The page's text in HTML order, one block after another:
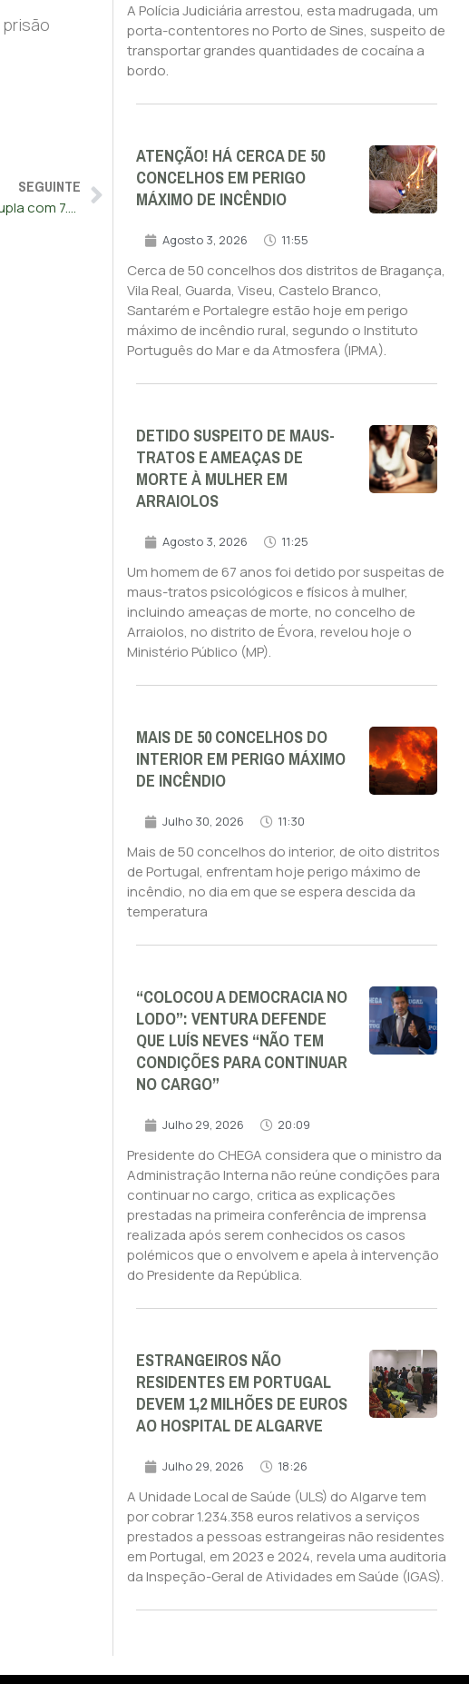
SEGUINTE
PJ trava entrada de droga em Portugal e apanha dupla com 7.500 doses de canábis
A Polícia Judiciária arrestou, esta madrugada, um
porta-contentores no Porto de Sines, suspeito de
transportar grandes quantidades de cocaína a
bordo.
ATENÇÃO! HÁ CERCA DE 50
CONCELHOS EM PERIGO
MÁXIMO DE INCÊNDIO
Agosto 3, 2026 11:55
Cerca de 50 concelhos dos distritos de Bragança,
Vila Real, Guarda, Viseu, Castelo Branco,
Santarém e Portalegre estão hoje em perigo
máximo de incêndio rural, segundo o Instituto
Português do Mar e da Atmosfera (IPMA).
DETIDO SUSPEITO DE MAUS-
TRATOS E AMEAÇAS DE
MORTE À MULHER EM
ARRAIOLOS
Agosto 3, 2026 11:25
Um homem de 67 anos foi detido por suspeitas de
maus-tratos psicológicos e físicos à mulher,
incluindo ameaças de morte, no concelho de
Arraiolos, no distrito de Évora, revelou hoje o
Ministério Público (MP).
MAIS DE 50 CONCELHOS DO
INTERIOR EM PERIGO MÁXIMO
DE INCÊNDIO
Julho 30, 2026 11:30
Mais de 50 concelhos do interior, de oito distritos
de Portugal, enfrentam hoje perigo máximo de
incêndio, no dia em que se espera descida da
temperatura
“COLOCOU A DEMOCRACIA NO
LODO”: VENTURA DEFENDE
QUE LUÍS NEVES “NÃO TEM
CONDIÇÕES PARA CONTINUAR
NO CARGO”
Julho 29, 2026 20:09
Presidente do CHEGA considera que o ministro da
Administração Interna não reúne condições para
continuar no cargo, critica as explicações
prestadas na primeira conferência de imprensa
realizada após serem conhecidos os casos
polémicos que o envolvem e apela à intervenção
do Presidente da República.
ESTRANGEIROS NÃO
RESIDENTES EM PORTUGAL
DEVEM 1,2 MILHÕES DE EUROS
AO HOSPITAL DE ALGARVE
Julho 29, 2026 18:26
A Unidade Local de Saúde (ULS) do Algarve tem
por cobrar 1.234.358 euros relativos a serviços
prestados a pessoas estrangeiras não residentes
em Portugal, em 2023 e 2024, revela uma auditoria
da Inspeção-Geral de Atividades em Saúde (IGAS).